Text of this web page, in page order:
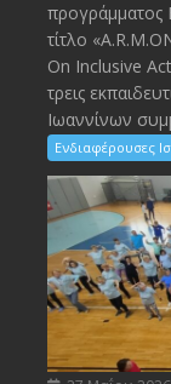
προγράμματος
τίτλο
On Inclusive
τρεις
Ιωαννίνων
Ενδιαφέρουσες